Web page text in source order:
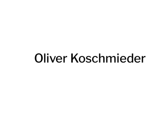
Oliver Koschmieder